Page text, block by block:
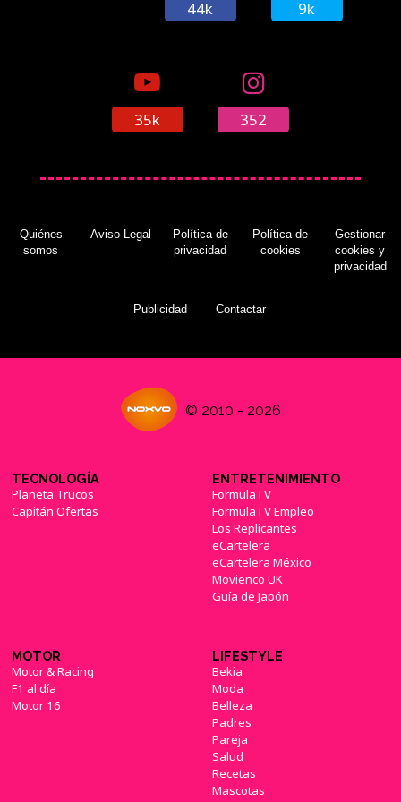
44k 9k
35k 352
Quiénes
somos
Aviso Legal
Política de
privacidad
Política de
cookies
Gestionar
cookies y
privacidad
Publicidad Contactar
© 2010 - 2026
TECNOLOGÍA
Planeta Trucos
Capitán Ofertas
ENTRETENIMIENTO
FormulaTV
FormulaTV Empleo
Los Replicantes
eCartelera
eCartelera México
Movienco UK
Guía de Japón
MOTOR
Motor & Racing
F1 al día
Motor 16
LIFESTYLE
Bekia
Moda
Belleza
Padres
Pareja
Salud
Recetas
Mascotas